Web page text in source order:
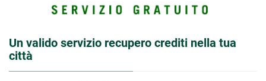
Un valido servizio recupero crediti nella tua
città